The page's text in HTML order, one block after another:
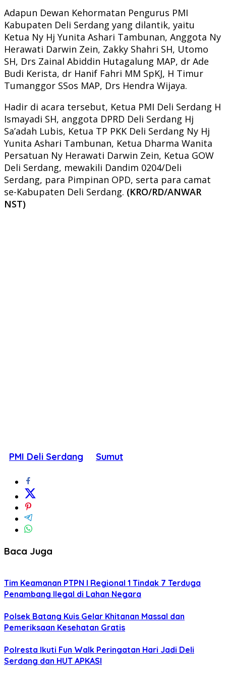
Adapun Dewan Kehormatan Pengurus PMI
Kabupaten Deli Serdang yang dilantik, yaitu
Ketua Ny Hj Yunita Ashari Tambunan, Anggota Ny
Herawati Darwin Zein, Zakky Shahri SH, Utomo
SH, Drs Zainal Abiddin Hutagalung MAP, dr Ade
Budi Kerista, dr Hanif Fahri MM SpKJ, H Timur
Tumanggor SSos MAP, Drs Hendra Wijaya.
Hadir di acara tersebut, Ketua PMI Deli Serdang H
Ismayadi SH, anggota DPRD Deli Serdang Hj
Sa’adah Lubis, Ketua TP PKK Deli Serdang Ny Hj
Yunita Ashari Tambunan, Ketua Dharma Wanita
Persatuan Ny Herawati Darwin Zein, Ketua GOW
Deli Serdang, mewakili Dandim 0204/Deli
Serdang, para Pimpinan OPD, serta para camat
se-Kabupaten Deli Serdang. (KRO/RD/ANWAR
NST)
PMI Deli Serdang Sumut
Baca Juga
Tim Keamanan PTPN I Regional 1 Tindak 7 Terduga
Penambang llegal di Lahan Negara
Polsek Batang Kuis Gelar Khitanan Massal dan
Pemeriksaan Kesehatan Gratis
Polresta Ikuti Fun Walk Peringatan Hari Jadi Deli
Serdang dan HUT APKASI